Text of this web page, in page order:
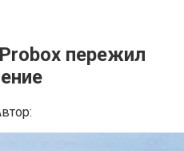
пережил